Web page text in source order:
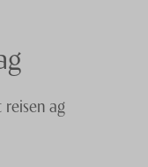
ag